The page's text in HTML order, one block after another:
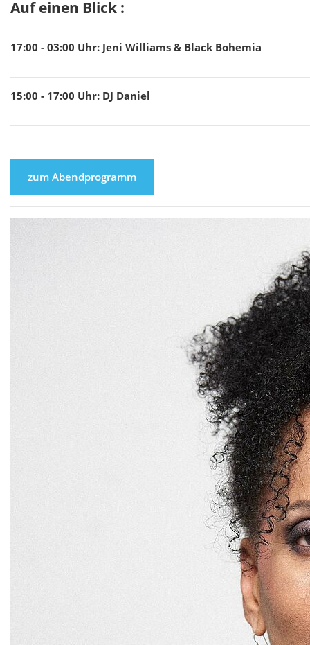
Auf einen Blick :
17:00 - 03:00 Uhr: Jeni Williams & Black Bohemia
15:00 - 17:00 Uhr: DJ Daniel
zum Abendprogramm